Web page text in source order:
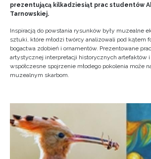
prezentującą kilkadziesiąt prac studentów
Tarnowskiej.
Inspiracją do powstania rysunków były muzealne
sztuki, które młodzi twórcy analizowali pod kątem
bogactwa zdobień i ornamentów. Prezentowane
artystycznej interpretacji historycznych artefaktów
współczesne spojrzenie młodego pokolenia może
muzealnym skarbom.